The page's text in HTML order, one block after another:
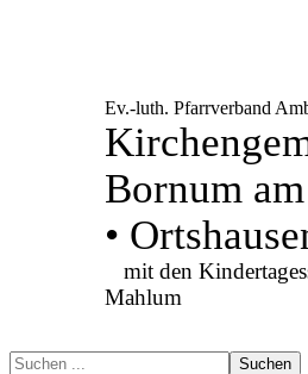
Ev.-luth. Pfarrverband
Bornum
•
mit den
Mahlum
Suchen